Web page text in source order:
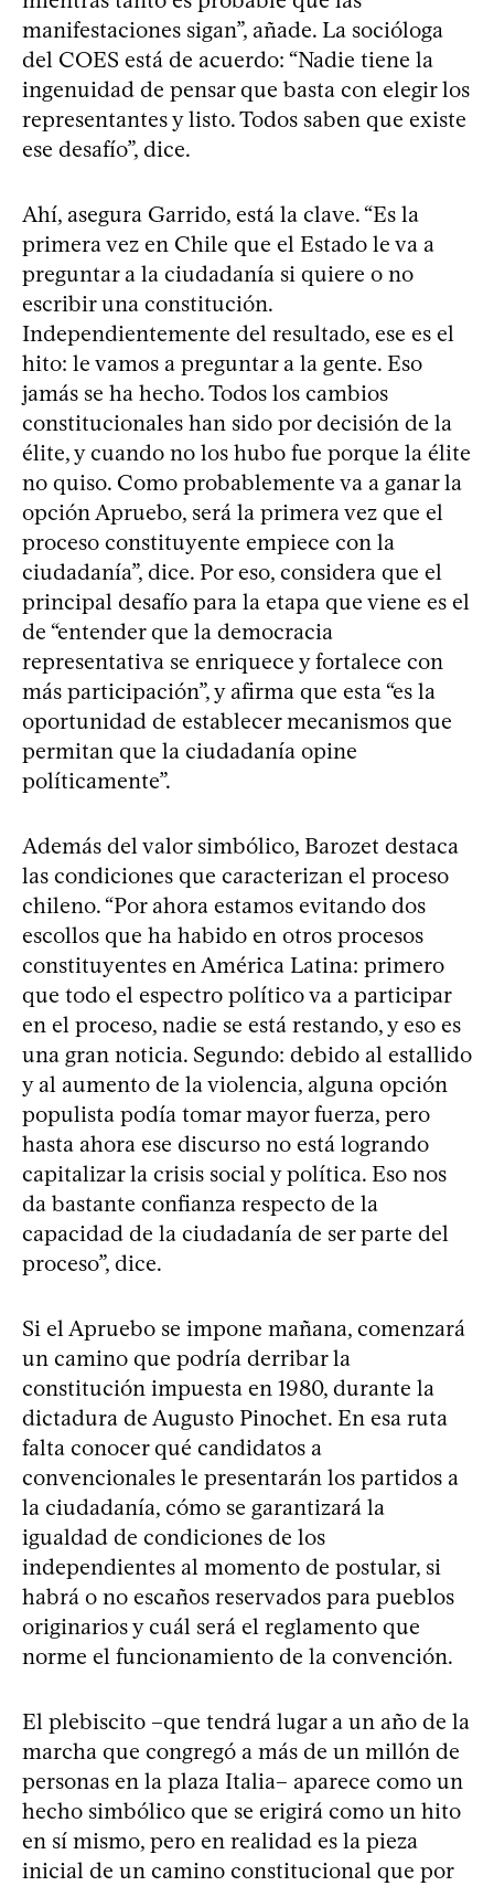
manifestaciones sigan”, añade. La socióloga
del COES está de acuerdo: “Nadie tiene la
ingenuidad de pensar que basta con elegir los
representantes y listo. Todos saben que existe
ese desafío”, dice.
Ahí, asegura Garrido, está la clave. “Es la
primera vez en Chile que el Estado le va a
preguntar a la ciudadanía si quiere o no
escribir una constitución.
Independientemente del resultado, ese es el
hito: le vamos a preguntar a la gente. Eso
jamás se ha hecho. Todos los cambios
constitucionales han sido por decisión de la
élite, y cuando no los hubo fue porque la élite
no quiso. Como probablemente va a ganar la
opción Apruebo, será la primera vez que el
proceso constituyente empiece con la
ciudadanía”, dice. Por eso, considera que el
principal desafío para la etapa que viene es el
de “entender que la democracia
representativa se enriquece y fortalece con
más participación”, y afirma que esta “es la
oportunidad de establecer mecanismos que
permitan que la ciudadanía opine
políticamente”.
Además del valor simbólico, Barozet destaca
las condiciones que caracterizan el proceso
chileno. “Por ahora estamos evitando dos
escollos que ha habido en otros procesos
constituyentes en América Latina: primero
que todo el espectro político va a participar
en el proceso, nadie se está restando, y eso es
una gran noticia. Segundo: debido al estallido
y al aumento de la violencia, alguna opción
populista podía tomar mayor fuerza, pero
hasta ahora ese discurso no está logrando
capitalizar la crisis social y política. Eso nos
da bastante confianza respecto de la
capacidad de la ciudadanía de ser parte del
proceso”, dice.
Si el Apruebo se impone mañana, comenzará
un camino que podría derribar la
constitución impuesta en 1980, durante la
dictadura de Augusto Pinochet. En esa ruta
falta conocer qué candidatos a
convencionales le presentarán los partidos a
la ciudadanía, cómo se garantizará la
igualdad de condiciones de los
independientes al momento de postular, si
habrá o no escaños reservados para pueblos
originarios y cuál será el reglamento que
norme el funcionamiento de la convención.
El plebiscito –que tendrá lugar a un año de la
marcha que congregó a más de un millón de
personas en la plaza Italia– aparece como un
hecho simbólico que se erigirá como un hito
en sí mismo, pero en realidad es la pieza
inicial de un camino constitucional que por